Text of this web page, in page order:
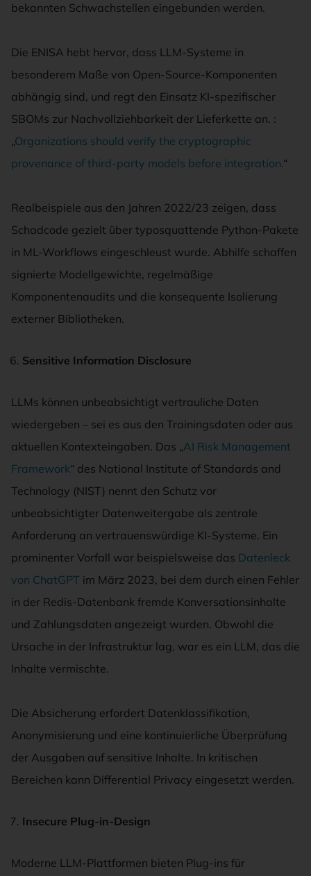
bekannten Schwachstellen eingebunden werden.
Die ENISA hebt hervor, dass LLM-Systeme in
besonderem Maße von Open-Source-Komponenten
abhängig sind, und regt den Einsatz KI-spezifischer
SBOMs zur Nachvollziehbarkeit der Lieferkette an. :
„Organizations should verify the cryptographic
provenance of third-party models before integration.“
Realbeispiele aus den Jahren 2022/23 zeigen, dass
Schadcode gezielt über typosquattende Python-Pakete
in ML-Workflows eingeschleust wurde. Abhilfe schaffen
signierte Modellgewichte, regelmäßige
Komponentenaudits und die konsequente Isolierung
externer Bibliotheken.
Sensitive Information Disclosure
LLMs können unbeabsichtigt vertrauliche Daten
wiedergeben – sei es aus den Trainingsdaten oder aus
aktuellen Kontexteingaben. Das „AI Risk Management
Framework“ des National Institute of Standards and
Technology (NIST) nennt den Schutz vor
unbeabsichtigter Datenweitergabe als zentrale
Anforderung an vertrauenswürdige KI-Systeme. Ein
prominenter Vorfall war beispielsweise das Datenleck
von ChatGPT im März 2023, bei dem durch einen Fehler
in der Redis-Datenbank fremde Konversationsinhalte
und Zahlungsdaten angezeigt wurden. Obwohl die
Ursache in der Infrastruktur lag, war es ein LLM, das die
Inhalte vermischte.
Die Absicherung erfordert Datenklassifikation,
Anonymisierung und eine kontinuierliche Überprüfung
der Ausgaben auf sensitive Inhalte. In kritischen
Bereichen kann Differential Privacy eingesetzt werden.
Insecure Plug-in-Design
Moderne LLM-Plattformen bieten Plug-ins für